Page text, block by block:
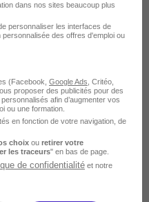
dans nos sites beaucoup plus
personnaliser les interfaces de
des offres d'emploi ou
(Facebook, Google Ads , Critéo,
proposer des publicités pour des
afin d’augmenter vos
ou une formation.
en fonction de votre navigation, de
choix ou retirer votre
les traceurs" en bas de page.
de confidentialité et notre